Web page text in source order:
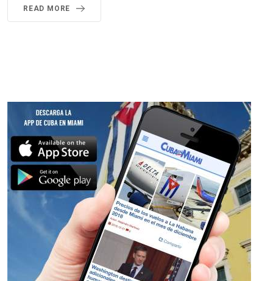
READ MORE